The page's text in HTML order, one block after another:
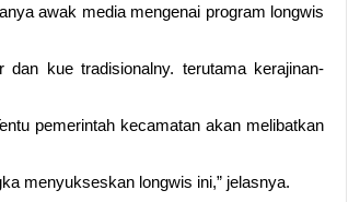
awak media mengenai program longwis
kue tradisionalny. terutama kerajinan-
pemerintah kecamatan akan melibatkan
menyukseskan longwis ini,” jelasnya.